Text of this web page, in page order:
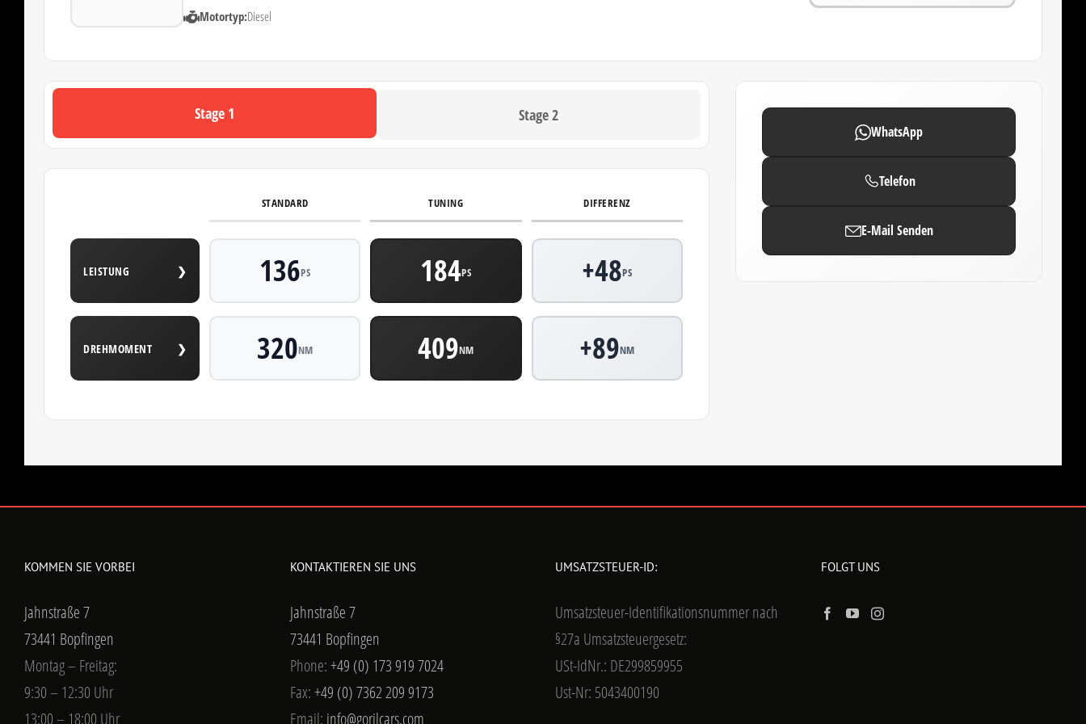
Motortyp:Diesel
Stage 1 Stage 2
STANDARD TUNING DIFFERENZ
LEISTUNG ❯ 136PS 184PS +48PS
DREHMOMENT ❯ 320NM 409NM +89NM
WhatsApp
Telefon
E-Mail Senden
KOMMEN SIE VORBEI
Jahnstraße 7
73441 Bopfingen
Montag – Freitag:
9:30 – 12:30 Uhr
13:00 – 18:00 Uhr
KONTAKTIEREN SIE UNS
Jahnstraße 7
73441 Bopfingen
Phone:+49 (0) 173 919 7024
Fax:+49 (0) 7362 209 9173
Email: info@gorilcars.com
UMSATZSTEUER-ID:
Umsatzsteuer-Identifikationsnummer nach
§27a Umsatzsteuergesetz:
USt-IdNr.: DE299859955
Ust-Nr: 5043400190
FOLGT UNS